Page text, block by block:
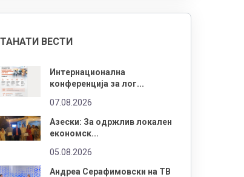
ВЕСТИ
Интернационална
конференција за лог...
07.08.2026
Азески: За одржлив локален
економск...
05.08.2026
Андреа Серафимовски на ТВ